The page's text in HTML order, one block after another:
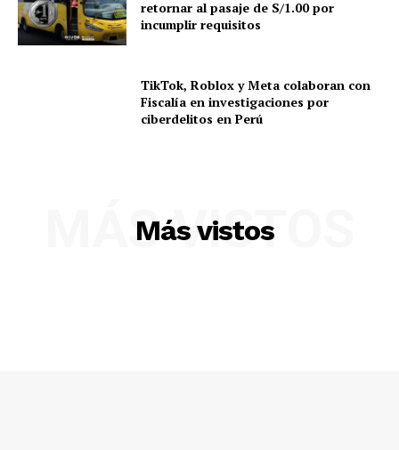
Nosotros
Contacto
retornar al pasaje de S/1.00 por
incumplir requisitos
TikTok, Roblox y Meta colaboran con
Fiscalía en investigaciones por
ciberdelitos en Perú
Más vistos
MÁS VISTOS